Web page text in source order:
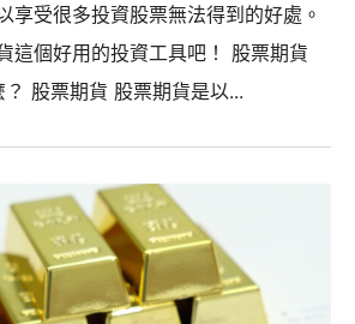
享受很多投資股票無法得到的好處。
這個好用的投資工具吧！ 股票期貨
股票期貨 股票期貨是以...